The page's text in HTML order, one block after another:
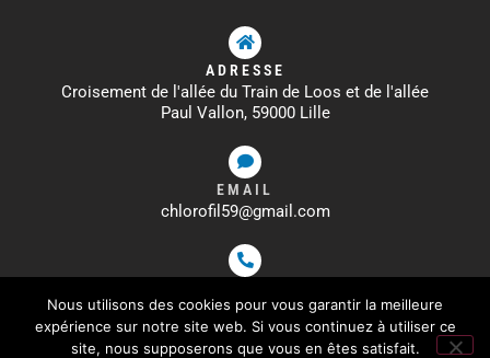
ADRESSE
Croisement de l'allée du Train de Loos et de l'allée
Paul Vallon, 59000 Lille
EMAIL
chlorofil59@gmail.com
09 72 33 00 16
Nous utilisons des cookies pour vous garantir la meilleure
expérience sur notre site web. Si vous continuez à utiliser ce
site, nous supposerons que vous en êtes satisfait.